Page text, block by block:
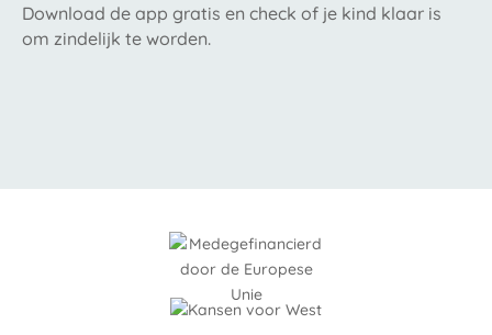
Download de app gratis en check of je kind klaar is
om zindelijk te worden.